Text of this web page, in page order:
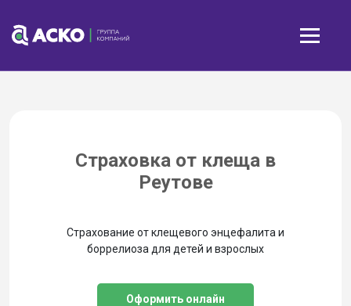
Страховка от клеща в
Реутове
Страхование от клещевого энцефалита и
боррелиоза для детей и взрослых
Оформить онлайн